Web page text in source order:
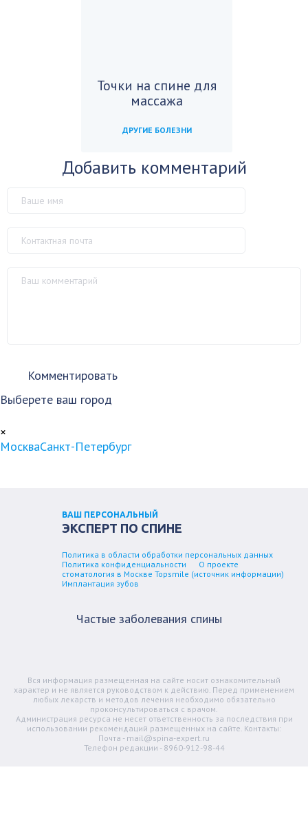
Точки на спине для
массажа
ДРУГИЕ БОЛЕЗНИ
Добавить комментарий
Выберете ваш город
×
МоскваСанкт-Петербург
ВАШ ПЕРСОНАЛЬНЫЙ
ЭКСПЕРТ ПО СПИНЕ
Политика в области обработки персональных данных
Политика конфиденциальности
О проекте
стоматология в Москве Topsmile (источник информации)
Имплантация зубов
Частые заболевания спины
Вся информация размещенная на сайте носит ознакомительный
характер и не является руководством к действию. Перед применением
любых лекарств и методов лечения необходимо обязательно
проконсультироваться с врачом.
Администрация ресурса не несет ответственность за последствия при
использовании рекомендаций размещенных на сайте. Контакты:
Почта - mail@spina-expert.ru
Телефон редакции - 8960-912-98-44